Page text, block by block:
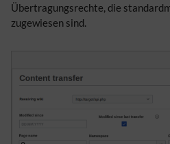
Übertragungsrechte, die
zugewiesen sind.